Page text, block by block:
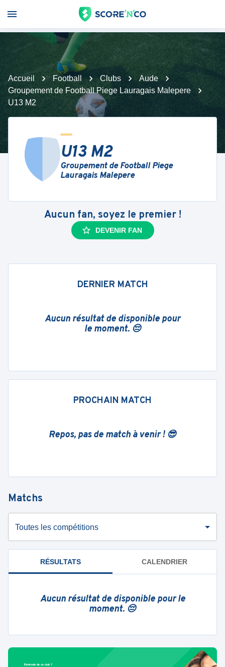
Accueil Football Clubs
Aude
Groupement de Football Piege Lauragais Malepere
U13 M2
U13 M2
Groupement de Football Piege
Lauragais Malepere
Aucun fan, soyez le premier !
DEVENIR FAN
DERNIER MATCH
Aucun résultat de disponible pour
le moment. 😔
PROCHAIN MATCH
Repos, pas de match à venir ! 😎
Matchs
Toutes les compétitions
RÉSULTATS CALENDRIER
Aucun résultat de disponible pour le
moment. 😔
Bénévole de ce club ?